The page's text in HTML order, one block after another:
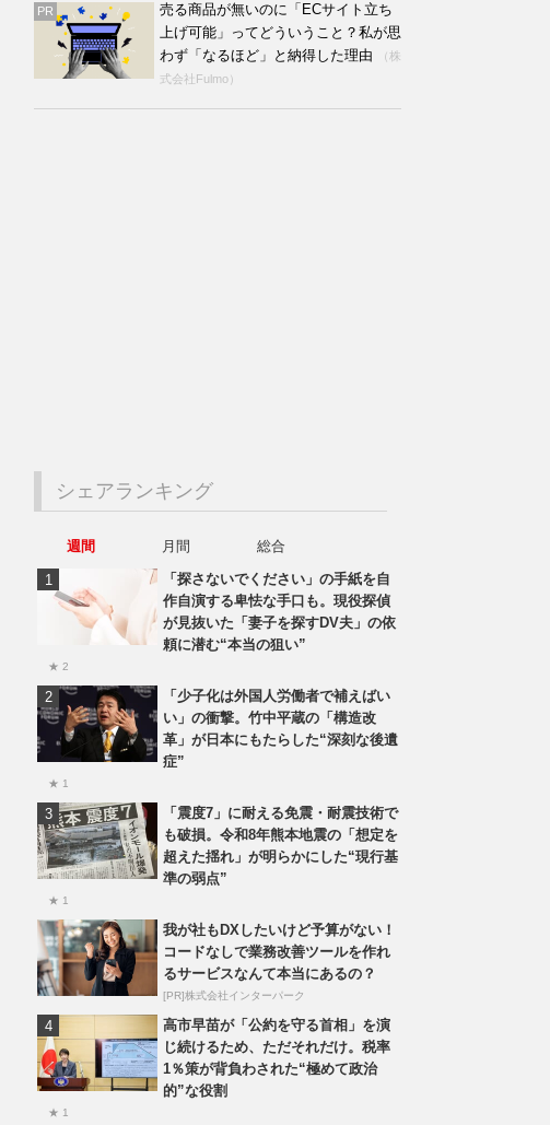
PR
売る商品が無いのに「ECサイト立ち
上げ可能」ってどういうこと？私が思
わず「なるほど」と納得した理由
（株
式会社Fulmo）
シェアランキング
週間 月間
総合
「探さないでください」の手紙を自
作自演する卑怯な手口も。現役探偵
が見抜いた「妻子を探すDV夫」の依
頼に潜む“本当の狙い”
★ 2
「少子化は外国人労働者で補えばい
い」の衝撃。竹中平蔵の「構造改
革」が日本にもたらした“深刻な後遺
症”
★ 1
「震度7」に耐える免震・耐震技術で
も破損。令和8年熊本地震の「想定を
超えた揺れ」が明らかにした“現行基
準の弱点”
★ 1
我が社もDXしたいけど予算がない！
コードなしで業務改善ツールを作れ
るサービスなんて本当にあるの？
[PR]株式会社インターパーク
高市早苗が「公約を守る首相」を演
じ続けるため、ただそれだけ。税率
1％策が背負わされた“極めて政治
的”な役割
★ 1